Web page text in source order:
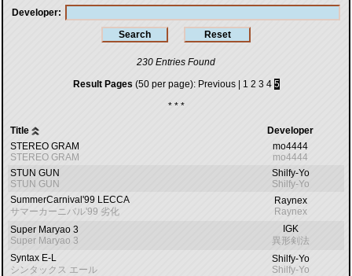
Developer
230 Entries Found
Result Pages (50 per page): Previous| 1 2 3 4 5
* * *
Title
Developer
STEREO GRAM
STEREO GRAM
mo4444
mo4444
STUN GUN
STUN GUN
Shilfy-Yo
Shilfy-Yo
SummerCarnival'99 LECCA
サマーカーニバル'99 劣化
Raynex
Raynex
Super Maryao 3
Super Maryao 3
IGK
異形剣法
Syntax E-L
シンタックス エール
Shilfy-Yo
Shilfy-Yo